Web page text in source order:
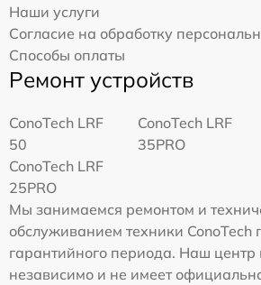
Наши услуги
Согласие на обработку
Способы оплаты
Ремонт устройств
ConoTech LRF
50
ConoTech LRF
35PRO
ConoTech LRF
25PRO
Мы занимаемся ремонтом и
обслуживанием техники ConoTech
гарантийного периода. Наш центр
независимо и не имеет